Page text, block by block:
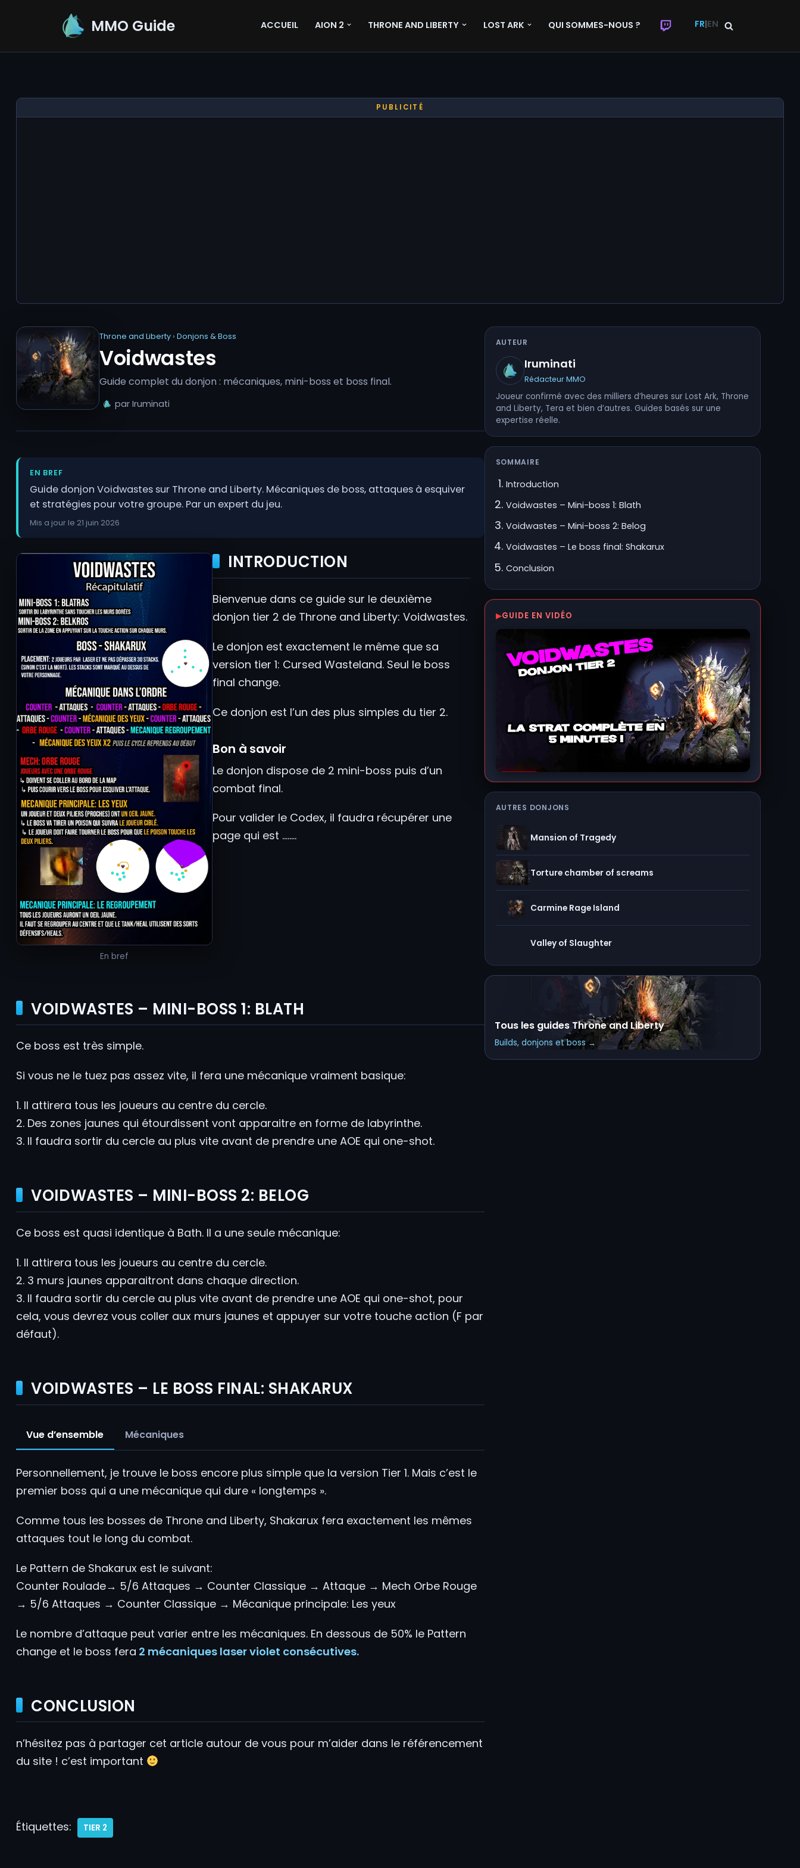
au
MMO Guide ACCUEIL AION 2 THRONE AND LIBERTY LOST ARK QUI SOMMES-NOUS ? FR|EN
Throne and Liberty› Donjons & Boss
Voidwastes
Guide complet du donjon : mécaniques, mini-boss et boss final.
par Iruminati
EN BREF
Guide donjon Voidwastes sur Throne and Liberty. Mécaniques de boss, attaques à esquiver
et stratégies pour votre groupe. Par un expert du jeu.
Mis a jour le 21 juin 2026
En bref
INTRODUCTION
Bienvenue dans ce guide sur le deuxième
donjon tier 2 de Throne and Liberty: Voidwastes.
Le donjon est exactement le même que sa
version tier 1: Cursed Wasteland. Seul le boss
final change.
Ce donjon est l’un des plus simples du tier 2.
Bon à savoir
Le donjon dispose de 2 mini-boss puis d’un
combat final.
Pour valider le Codex, il faudra récupérer une
page qui est ……..
VOIDWASTES – MINI-BOSS 1: BLATH
Ce boss est très simple.
Si vous ne le tuez pas assez vite, il fera une mécanique vraiment basique:
1. Il attirera tous les joueurs au centre du cercle.
2. Des zones jaunes qui étourdissent vont apparaitre en forme de labyrinthe.
3. Il faudra sortir du cercle au plus vite avant de prendre une AOE qui one-shot.
VOIDWASTES – MINI-BOSS 2: BELOG
Ce boss est quasi identique à Bath. Il a une seule mécanique:
1. Il attirera tous les joueurs au centre du cercle.
2. 3 murs jaunes apparaitront dans chaque direction.
3. Il faudra sortir du cercle au plus vite avant de prendre une AOE qui one-shot, pour
cela, vous devrez vous coller aux murs jaunes et appuyer sur votre touche action (F par
défaut).
VOIDWASTES – LE BOSS FINAL: SHAKARUX
Vue d’ensemble Mécaniques
Personnellement, je trouve le boss encore plus simple que la version Tier 1. Mais c’est le
premier boss qui a une mécanique qui dure « longtemps ».
Comme tous les bosses de Throne and Liberty, Shakarux fera exactement les mêmes
attaques tout le long du combat.
Le Pattern de Shakarux est le suivant:
Counter Roulade→ 5/6 Attaques → Counter Classique → Attaque → Mech Orbe Rouge
→ 5/6 Attaques → Counter Classique → Mécanique principale: Les yeux
Le nombre d’attaque peut varier entre les mécaniques. En dessous de 50% le Pattern
change et le boss fera 2 mécaniques laser violet consécutives.
CONCLUSION
n’hésitez pas à partager cet article autour de vous pour m’aider dans le référencement
du site ! c’est important
AUTEUR
Iruminati
Rédacteur MMO
Joueur confirmé avec des milliers d’heures sur Lost Ark, Throne
and Liberty, Tera et bien d’autres. Guides basés sur une
expertise réelle.
SOMMAIRE
Introduction
Voidwastes – Mini-boss 1: Blath
Voidwastes – Mini-boss 2: Belog
Voidwastes – Le boss final: Shakarux
Conclusion
GUIDE EN VIDÉO
AUTRES DONJONS
Mansion of Tragedy
Torture chamber of screams
Carmine Rage Island
Valley of Slaughter
Tous les guides Throne and Liberty
Builds, donjons et boss →
Étiquettes: TIER 2